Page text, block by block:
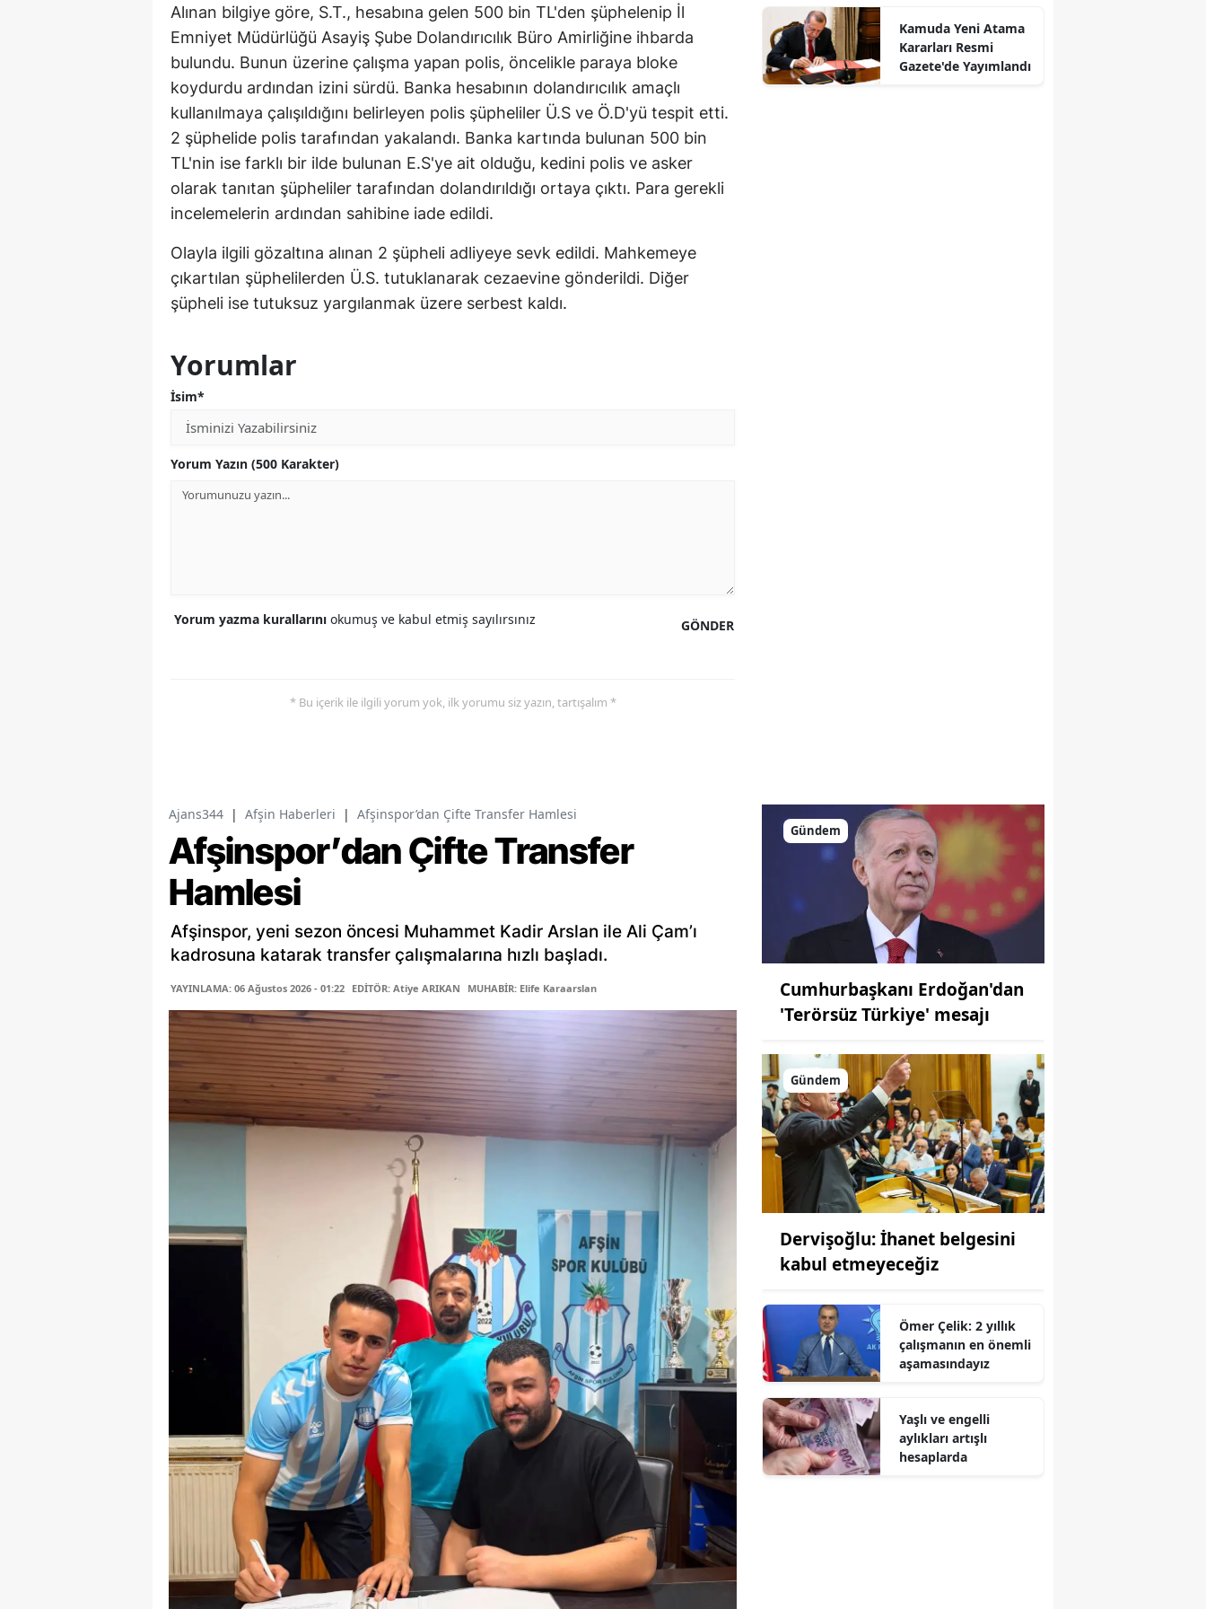
Alınan bilgiye göre, S.T., hesabına gelen 500 bin TL'den şüphelenip İl
Emniyet Müdürlüğü Asayiş Şube Dolandırıcılık Büro Amirliğine ihbarda
bulundu. Bunun üzerine çalışma yapan polis, öncelikle paraya bloke
koydurdu ardından izini sürdü. Banka hesabının dolandırıcılık amaçlı
kullanılmaya çalışıldığını belirleyen polis şüpheliler Ü.S ve Ö.D'yü tespit etti.
2 şüphelide polis tarafından yakalandı. Banka kartında bulunan 500 bin
TL'nin ise farklı bir ilde bulunan E.S'ye ait olduğu, kedini polis ve asker
olarak tanıtan şüpheliler tarafından dolandırıldığı ortaya çıktı. Para gerekli
incelemelerin ardından sahibine iade edildi.
Olayla ilgili gözaltına alınan 2 şüpheli adliyeye sevk edildi. Mahkemeye
çıkartılan şüphelilerden Ü.S. tutuklanarak cezaevine gönderildi. Diğer
şüpheli ise tutuksuz yargılanmak üzere serbest kaldı.
Yorumlar
İsim*
Yorum Yazın (500 Karakter)
GÖNDER
Yorum yazma kurallarını okumuş ve kabul etmiş sayılırsınız
* Bu içerik ile ilgili yorum yok, ilk yorumu siz yazın, tartışalım *
Kamuda Yeni Atama
Kararları Resmi
Gazete'de Yayımlandı
Ajans344 | Afşin Haberleri | Afşinspor’dan Çifte Transfer Hamlesi
Afşinspor’dan Çifte Transfer
Hamlesi
Afşinspor, yeni sezon öncesi Muhammet Kadir Arslan ile Ali Çam’ı
kadrosuna katarak transfer çalışmalarına hızlı başladı.
YAYINLAMA: 06 Ağustos 2026 - 01:22 EDİTÖR: Atiye ARIKAN MUHABİR: Elife Karaarslan
Gündem
Cumhurbaşkanı Erdoğan'dan
'Terörsüz Türkiye' mesajı
Gündem
Dervişoğlu: İhanet belgesini
kabul etmeyeceğiz
Ömer Çelik: 2 yıllık
çalışmanın en önemli
aşamasındayız
Yaşlı ve engelli
aylıkları artışlı
hesaplarda